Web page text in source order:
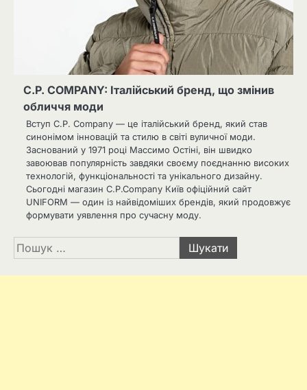
C.P. COMPANY: Італійський бренд, що змінив
обличчя моди
Вступ C.P. Company — це італійський бренд, який став
синонімом інновацій та стилю в світі вуличної моди.
Заснований у 1971 році Массимо Остіні, він швидко
завоював популярність завдяки своєму поєднанню високих
технологій, функціональності та унікального дизайну.
Сьогодні магазин C.P.Company Київ офіційний сайт
UNIFORM — один із найвідоміших брендів, який продовжує
формувати уявлення про сучасну моду.
Пошук: